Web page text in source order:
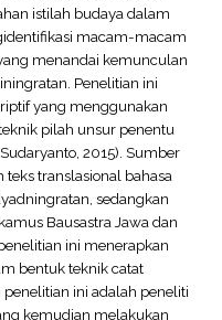
istilah budaya dalam
macam-macam
menandai kemunculan
Penelitian ini
yang menggunakan
pilah unsur penentu
2015). Sumber
translasional bahasa
sedangkan
Bausastra Jawa dan
ini menerapkan
bentuk teknik catat
ini adalah peneliti
kemudian melakukan